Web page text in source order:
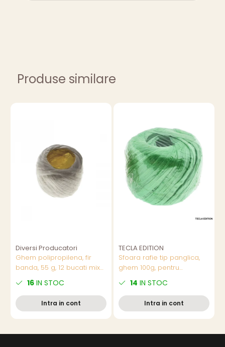
Produse similare
Diversi Producatori
Ghem polipropilena, fir
banda, 55 g, 12 bucati mix
culori/set,pret/buc
16 IN STOC
Intra in cont
TECLA EDITION
Sfoara rafie tip panglica,
ghem 100g, pentru
utilizare buchete si cadouri,
latime 3-5mm, diverse
culori
14 IN STOC
Intra in cont